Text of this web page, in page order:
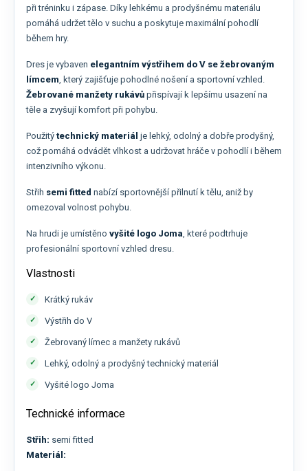
při tréninku i zápase. Díky lehkému a prodyšnému materiálu
pomáhá udržet tělo v suchu a poskytuje maximální pohodlí
během hry.
Dres je vybaven elegantním výstřihem do V se žebrovaným
límcem, který zajišťuje pohodlné nošení a sportovní vzhled.
Žebrované manžety rukávů přispívají k lepšímu usazení na
těle a zvyšují komfort při pohybu.
Použitý technický materiál je lehký, odolný a dobře prodyšný,
což pomáhá odvádět vlhkost a udržovat hráče v pohodlí i během
intenzivního výkonu.
Střih semi fitted nabízí sportovnější přilnutí k tělu, aniž by
omezoval volnost pohybu.
Na hrudi je umístěno vyšité logo Joma, které podtrhuje
profesionální sportovní vzhled dresu.
Vlastnosti
Krátký rukáv
Výstřih do V
Žebrovaný límec a manžety rukávů
Lehký, odolný a prodyšný technický materiál
Vyšité logo Joma
Technické informace
Střih: semi fitted
Materiál: